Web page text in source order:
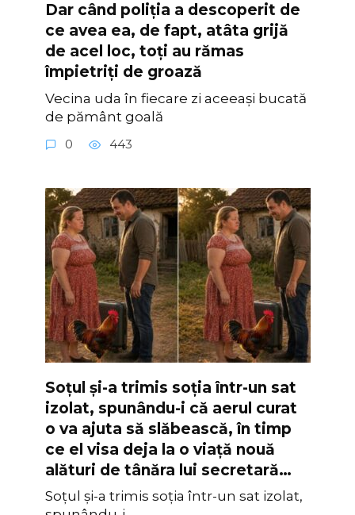
Dar când poliția a descoperit de
ce avea ea, de fapt, atâta grijă
de acel loc, toți au rămas
împietriți de groază
Vecina uda în fiecare zi aceeași bucată
de pământ goală
0 443
Soțul și-a trimis soția într-un sat
izolat, spunându-i că aerul curat
o va ajuta să slăbească, în timp
ce el visa deja la o viață nouă
alături de tânăra lui secretară…
Soțul și-a trimis soția într-un sat izolat,